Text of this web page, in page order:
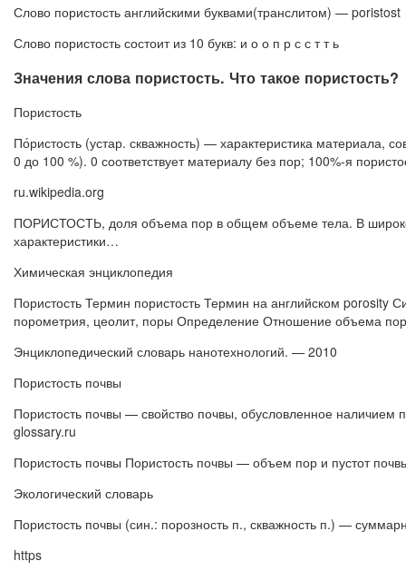
Слово пористость английскими буквами(транслитом) — poristost
Слово пористость состоит из 10 букв: и о о п р с с т т ь
Значения слова пористость. Что такое пористость?
Пористость
По́ристость (устар. скважность) — характеристика материала,
0 до 100 %). 0 соответствует материалу без пор; 100%-я
ru.wikipedia.org
ПОРИСТОСТЬ, доля объема пор в общем объеме тела. В
характеристики…
Химическая энциклопедия
Пористость Термин пористость Термин на английском
порометрия, цеолит, поры Определение Отношение объема
Энциклопедический словарь нанотехнологий. — 2010
Пористость почвы
Пористость почвы — свойство почвы, обусловленное наличием
glossary.ru
Пористость почвы Пористость почвы — объем пор и пустот
Экологический словарь
Пористость почвы (син.: порозность п., скважность п.) —
https